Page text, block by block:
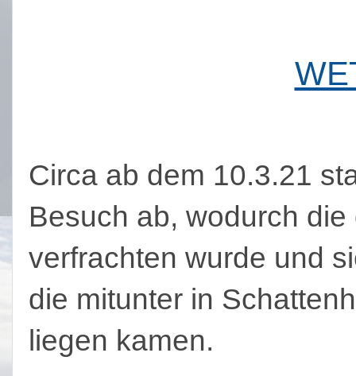
Circa ab dem 10.3.21
Besuch ab, wodurch
verfrachten wurde und
die mitunter in
liegen kamen.